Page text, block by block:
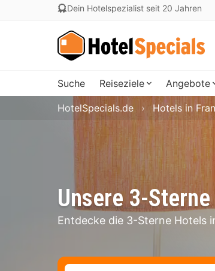
Dein Hotelspezialist seit 20 Jahren
Suche Reiseziele Angebote
Unsere 3-
Entdecke die 3-Sterne Hotels
HotelSpecials.de Hotels in